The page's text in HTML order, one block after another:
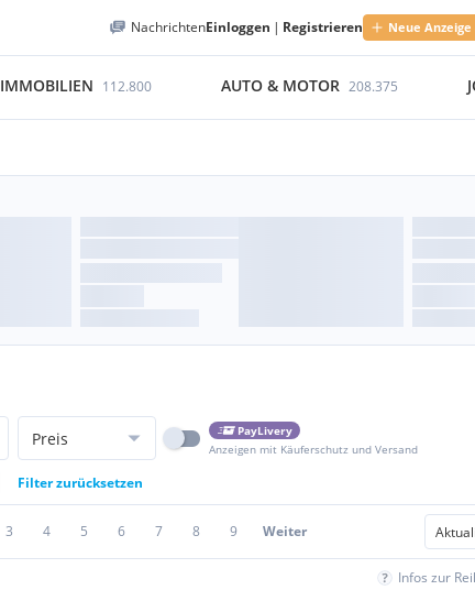
NachrichtenEinloggen | Registrieren Neue
IMMOBILIEN 112.800 AUTO & MOTOR 208.375
Preis
PayLivery
Anzeigen mit Käuferschutz und Versand
Filter zurücksetzen
3 4 5 6 7 8 9 Weiter
Infos zur